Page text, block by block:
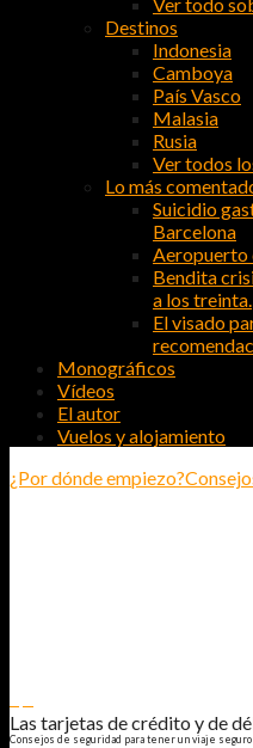
Destinos
Indonesia
Camboya
País Vasco
Malasia
Rusia
Ver todos
Lo más
Suicidio
Barcelona
Aeropuerto
Bendita
a los treinta.
El visado
Monográficos
Vídeos
El autor
Vuelos y alojamiento
¿Por dónde empiezo?
Las tarjetas de crédito y de
Consejos de seguridad para tener un viaje seguro